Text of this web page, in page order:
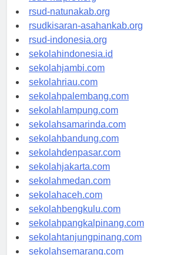
rsud-ntbprov.org
rsud-natunakab.org
rsudkisaran-asahankab.org
rsud-indonesia.org
sekolahindonesia.id
sekolahjambi.com
sekolahriau.com
sekolahpalembang.com
sekolahlampung.com
sekolahsamarinda.com
sekolahbandung.com
sekolahdenpasar.com
sekolahjakarta.com
sekolahmedan.com
sekolahaceh.com
sekolahbengkulu.com
sekolahpangkalpinang.com
sekolahtanjungpinang.com